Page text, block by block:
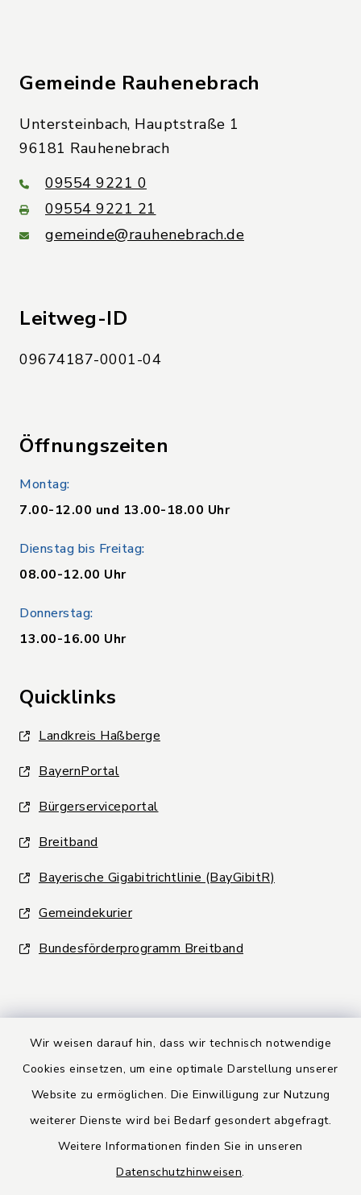
Wir weisen darauf hin, dass wir technisch notwendige
Cookies einsetzen, um eine optimale Darstellung unserer
Website zu ermöglichen. Die Einwilligung zur Nutzung
weiterer Dienste wird bei Bedarf gesondert abgefragt.
Weitere Informationen finden Sie in unseren
Datenschutzhinweisen.
Gemeinde Rauhenebrach
Untersteinbach, Hauptstraße 1
96181 Rauhenebrach
09554 9221 0
09554 9221 21
gemeinde@rauhenebrach.de
Leitweg-ID
09674187-0001-04
Öffnungszeiten
Montag:
7.00-12.00 und 13.00-18.00 Uhr
Dienstag bis Freitag:
08.00-12.00 Uhr
Donnerstag:
13.00-16.00 Uhr
Quicklinks
Landkreis Haßberge
BayernPortal
Bürgerserviceportal
Breitband
Bayerische Gigabitrichtlinie (BayGibitR)
Gemeindekurier
Bundesförderprogramm Breitband
Kontakt
Datenschutz